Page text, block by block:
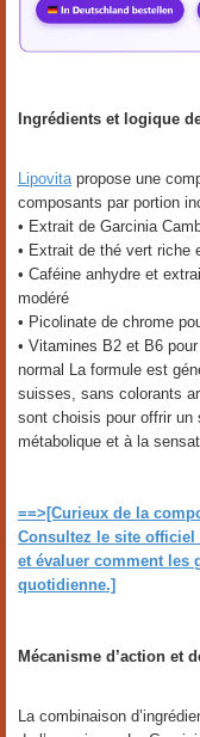
Ingrédients et logique
Lipovita propose une
composants par portion
• Extrait de Garcinia
• Extrait de thé vert riche
• Caféine anhydre et
modéré
• Picolinate de chrome
• Vitamines B2 et B6
normal La formule est
suisses, sans colorants
sont choisis pour offrir un
métabolique et à la
==>[Curieux de la
Consultez le site
et évaluer comment les
quotidienne.]
Mécanisme d’action et
La combinaison